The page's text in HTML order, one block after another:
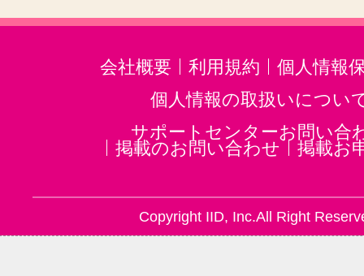
会社概要 利用規約
個人情報
個人情報の取扱いについ
サポートセンターお問い合
掲載のお問い合わせ
掲載お
Copyright IID, Inc.All Right